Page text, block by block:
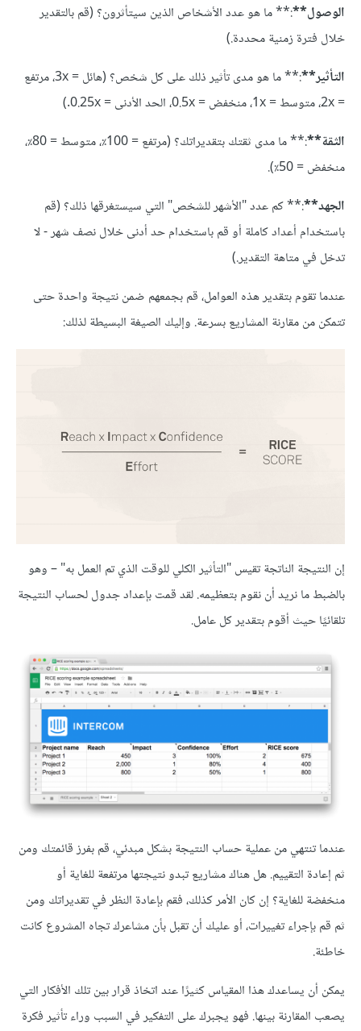
الوصول**:** ما هو عدد الأشخاص الذين سيتأثرون؟ (قم بالتقدير
خلال فترة زمنية محددة.)
التأثير**
:** ما هو مدى تأثير ذلك على كل شخص؟ (هائل = 3x، مرتفع
= 2x، متوسط = 1x، منخفض = 0.5x، الحد الأدنى = 0.25x.)
الثقة**
:** ما مدى ثقتك بتقديراتك؟ (مرتفع = 100٪، متوسط = 80٪،
منخفض = 50٪).
الجهد**:** كم عدد "الأشهر للشخص" التي سيستغرقها ذلك؟ (قم
باستخدام أعداد كاملة أو قم باستخدام حد أدنى خلال نصف شهر - لا
تدخل في متاهة التقدير.)
عندما تقوم بتقدير هذه العوامل، قم بجمعهم ضمن نتيجة واحدة حتى
تتمكن من مقارنة المشاريع بسرعة. وإليك الصيغة البسيطة لذلك:
إن النتيجة الناتجة تقيس "التأثير الكلي للوقت الذي تم العمل به" – وهو
بالضبط ما نريد أن نقوم بتعظيمه. لقد قمت بإعداد جدول لحساب النتيجة
تلقائيًا حيث أقوم بتقدير كل عامل.
عندما تنتهي من عملية حساب النتيجة بشكل مبدئي، قم بفرز قائمتك ومن
ثم إعادة التقييم. هل هناك مشاريع تبدو نتيجتها مرتفعة للغاية أو
منخفضة للغاية؟ إن كان الأمر كذلك، فقم بإعادة النظر في تقديراتك ومن
ثم قم بإجراء تغييرات، أو عليك أن تقبل بأن مشاعرك تجاه المشروع كانت
خاطئة.
يمكن أن يساعدك هذا المقياس كثيرًا عند اتخاذ قرار بين تلك الأفكار التي
يصعب المقارنة بينها. فهو يجبرك على التفكير في السبب وراء تأثير فكرة